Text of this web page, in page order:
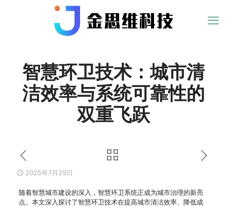
智慧环卫技术：城市清
洁效率与系统可靠性的
双重飞跃
2025年7月29日
随着智慧城市建设的深入，智慧环卫系统正成为城市治理的新亮
点。本文深入探讨了智慧环卫技术在提高城市清洁效率、降低成